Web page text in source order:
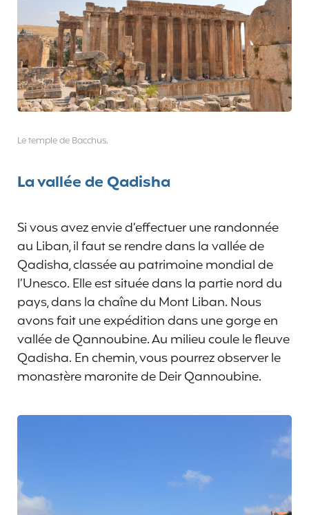
Le temple de Bacchus.
La vallée de Qadisha
Si vous avez envie d’effectuer une randonnée
au Liban, il faut se rendre dans la vallée de
Qadisha, classée au patrimoine mondial de
l’Unesco. Elle est située dans la partie nord du
pays, dans la chaîne du Mont Liban. Nous
avons fait une expédition dans une gorge en
vallée de Qannoubine. Au milieu coule le fleuve
Qadisha. En chemin, vous pourrez observer le
monastère maronite de Deir Qannoubine.